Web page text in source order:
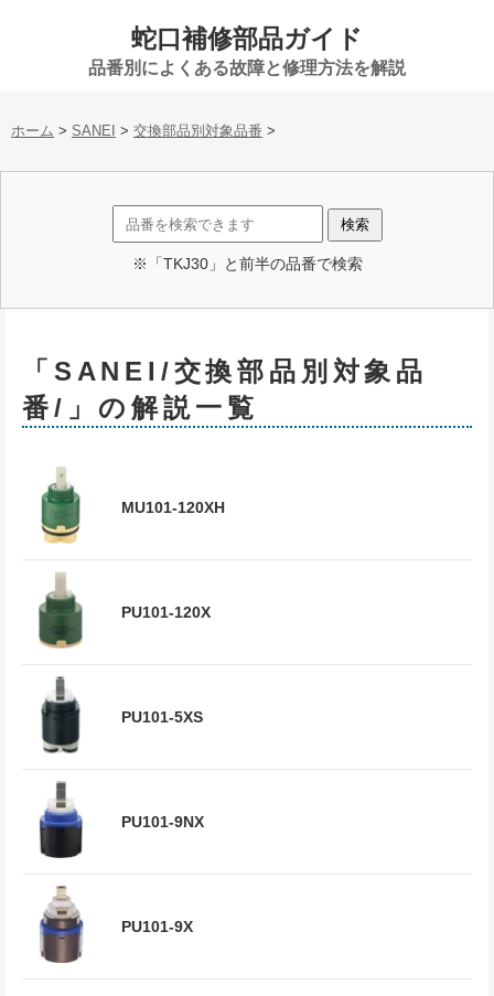
蛇口補修部品ガイド
品番別によくある故障と修理方法を解説
ホーム > SANEI > 交換部品別対象品番 >
※「TKJ30」と前半の品番で検索
「SANEI/交換部品別対象品
番/」の解説一覧
MU101-120XH
PU101-120X
PU101-5XS
PU101-9NX
PU101-9X